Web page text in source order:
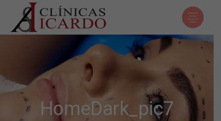
HomeDark_pic7